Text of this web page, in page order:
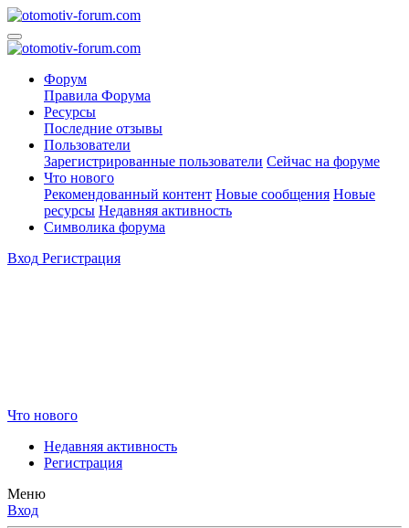
Форум
Правила Форума
Ресурсы
Последние отзывы
Пользователи
Зарегистрированные пользователи Сейчас на форуме
Что нового
Рекомендованный контент Новые сообщения Новые
ресурсы Недавняя активность
Символика форума
Вход Регистрация
Что нового
Недавняя активность
Регистрация
Меню
Вход